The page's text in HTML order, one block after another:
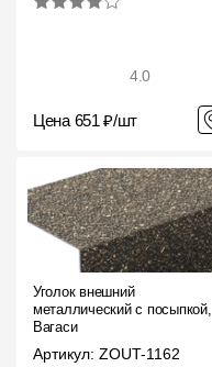
4.0
Цена 651 ₽/шт
Уголок внешний
металлический с посыпкой,
Вагаси
Артикул: ZOUT-1162